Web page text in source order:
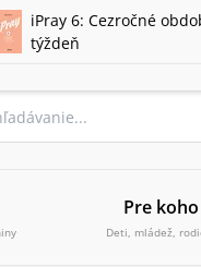
iPray 6: Cezročné
týždeň
Pre koho
Deti, mládež,